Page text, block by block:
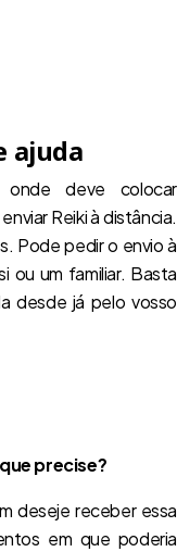
ajuda
deve colocar
Reiki à distância.
Pode pedir o envio à
ou um familiar. Basta
desde já pelo vosso
precise?
deseje receber essa
em que poderia